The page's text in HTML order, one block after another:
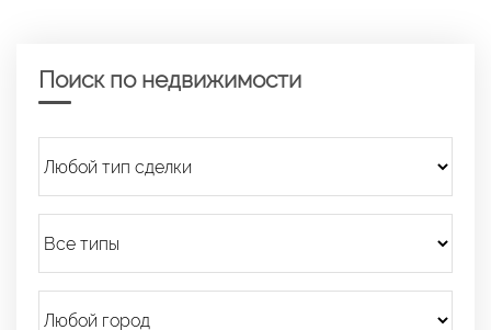
Поиск по недвижимости